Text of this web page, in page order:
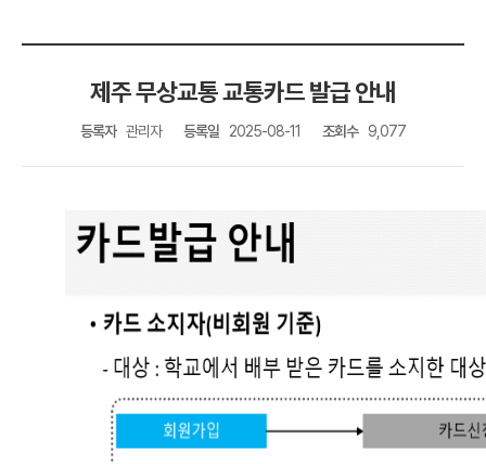
제주 무상교통 교통카드 발급 안내
등록자 관리자 등록일 2025-08-11 조회수 9,077